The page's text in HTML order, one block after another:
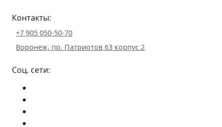
Контакты:
+7 905 050-50-70
Воронеж, пр. Патриотов 63 корпус 2
Соц. сети: